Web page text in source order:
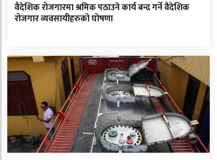
वैदेशिक रोजगारमा श्रमिक पठाउने कार्य बन्द गर्ने वैदेशिक
रोजगार व्यवसायीहरुको घोषणा